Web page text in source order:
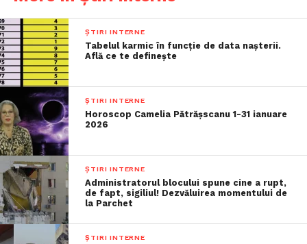
ȘTIRI INTERNE
Tabelul karmic în funcție de data nașterii.
Află ce te definește
ȘTIRI INTERNE
Horoscop Camelia Pătrășscanu 1-31 ianuare
2026
ȘTIRI INTERNE
Administratorul blocului spune cine a rupt,
de fapt, sigiliul! Dezvăluirea momentului de
la Parchet
ȘTIRI INTERNE